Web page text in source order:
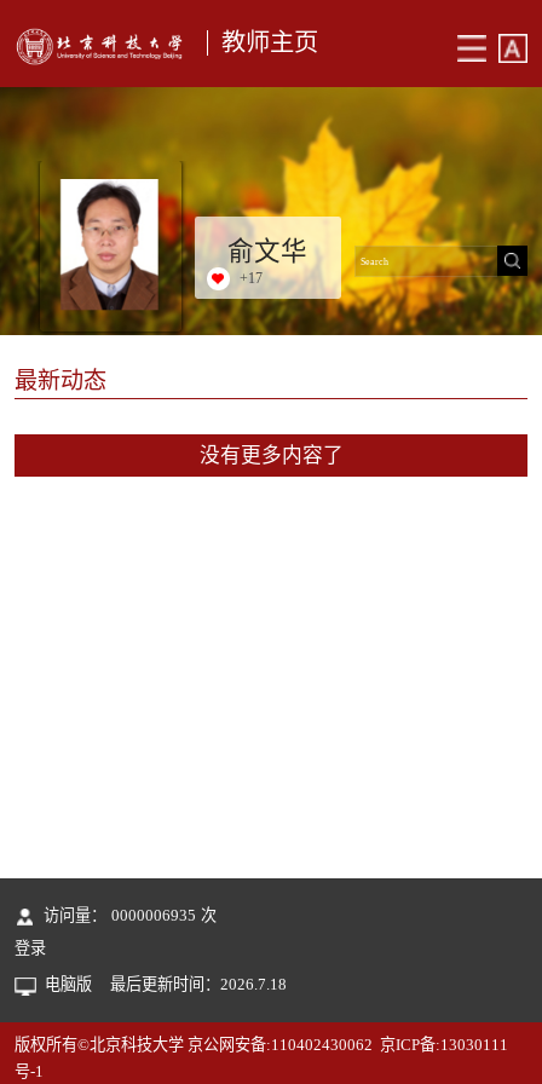
教师主页
俞文华
+17
最新动态
没有更多内容了
访问量： 0000006935 次
登录
电脑版
最后更新时间： 2026.7.18
版权所有©北京科技大学 京公网安备:110402430062 京ICP备:13030111
号-1